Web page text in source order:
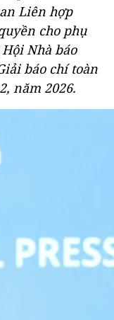
Liên hợp
cho phụ
Nhà báo
báo chí toàn
năm 2026.